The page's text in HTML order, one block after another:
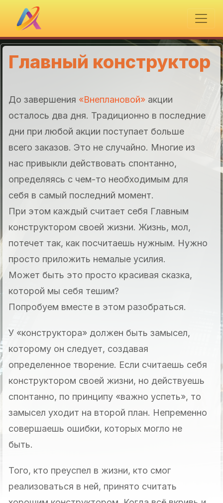
Главный конструктор
До завершения «Внеплановой» акции
осталось два дня. Традиционно в последние
дни при любой акции поступает больше
всего заказов. Это не случайно. Многие из
нас привыкли действовать спонтанно,
определяясь с чем-то необходимым для
себя в самый последний момент.
При этом каждый считает себя Главным
конструктором своей жизни. Жизнь, мол,
потечет так, как посчитаешь нужным. Нужно
просто приложить немалые усилия.
Может быть это просто красивая сказка,
которой мы себя тешим?
Попробуем вместе в этом разобраться.
У «конструктора» должен быть замысел,
которому он следует, создавая
определенное творение. Если считаешь себя
конструктором своей жизни, но действуешь
спонтанно, по принципу «важно успеть», то
замысел уходит на второй план. Непременно
совершаешь ошибки, которых могло не
быть.
Того, кто преуспел в жизни, кто смог
реализоваться в ней, принято считать